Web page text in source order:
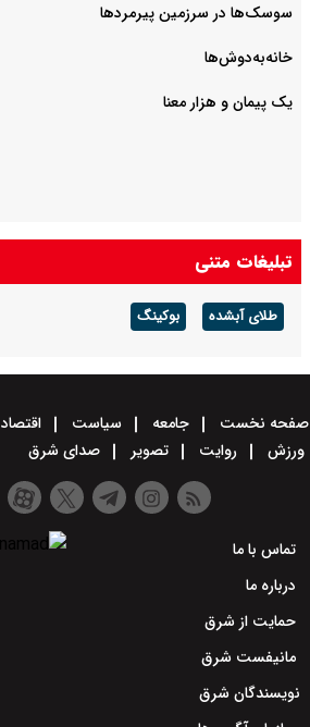
سوسک‌ها در سرزمین پیرمردها
خانه‌به‌دوش‌ها
یک پیمان و هزار معنا
تبلیغات متنی
طلای آبشده بوکینگ
صفحه نخست جامعه سیاست اقتصاد
ورزش
روایت تصویر صدای شرق
تماس با ما
درباره ما
حمایت از شرق
مانیفست شرق
نویسندگان شرق